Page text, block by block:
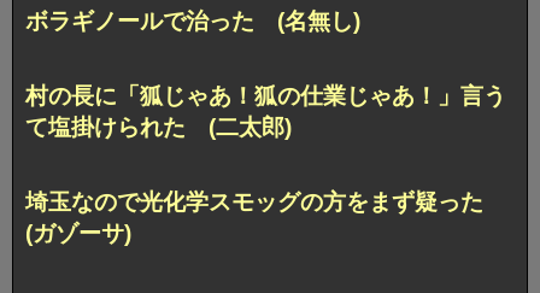
ボラギノールで治った (名無し)
村の長に「狐じゃあ！狐の仕業じゃあ！」言う
て塩掛けられた (二太郎)
埼玉なので光化学スモッグの方をまず疑った
(ガゾーサ)